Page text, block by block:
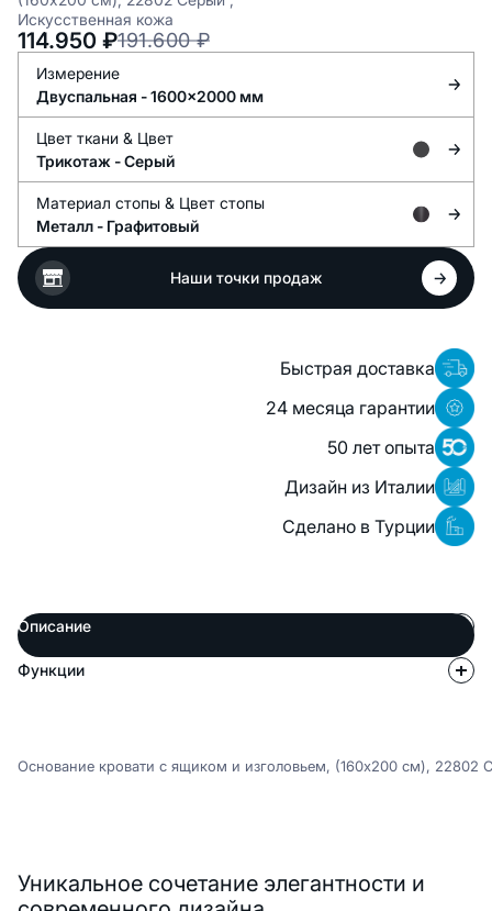
Искусственная кожа
191.600 ₽
114.950 ₽
Измерение
Двуспальная - 1600x2000 мм
Цвет ткани & Цвет
Трикотаж -Серый
Материал стопы & Цвет стопы
Металл - Графитовый
Наши точки продаж
Быстрая доставка
24 месяца гарантии
50 лет опыта
Дизайн из Италии
Сделано в Турции
Описание
Функции
Основание кровати с ящиком и изголовьем, (160x200 см), 22802
Уникальное сочетание элегантности и